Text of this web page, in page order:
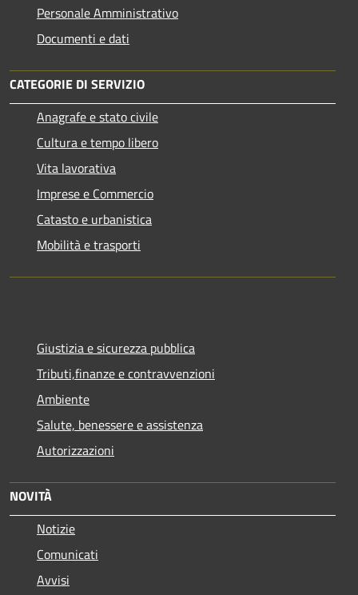
Personale Amministrativo
Documenti e dati
CATEGORIE DI SERVIZIO
Anagrafe e stato civile
Cultura e tempo libero
Vita lavorativa
Imprese e Commercio
Catasto e urbanistica
Mobilità e trasporti
Giustizia e sicurezza pubblica
Tributi,finanze e contravvenzioni
Ambiente
Salute, benessere e assistenza
Autorizzazioni
NOVITÀ
Notizie
Comunicati
Avvisi